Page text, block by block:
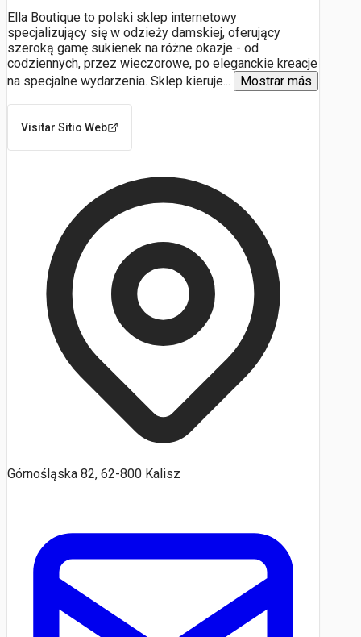
Ella Boutique to polski sklep internetowy
specjalizujący się w odzieży damskiej, oferujący
szeroką gamę sukienek na różne okazje - od
codziennych, przez wieczorowe, po eleganckie kreacje
na specjalne wydarzenia. Sklep kieruje... Mostrar más
Visitar Sitio Web
Górnośląska 82, 62-800 Kalisz